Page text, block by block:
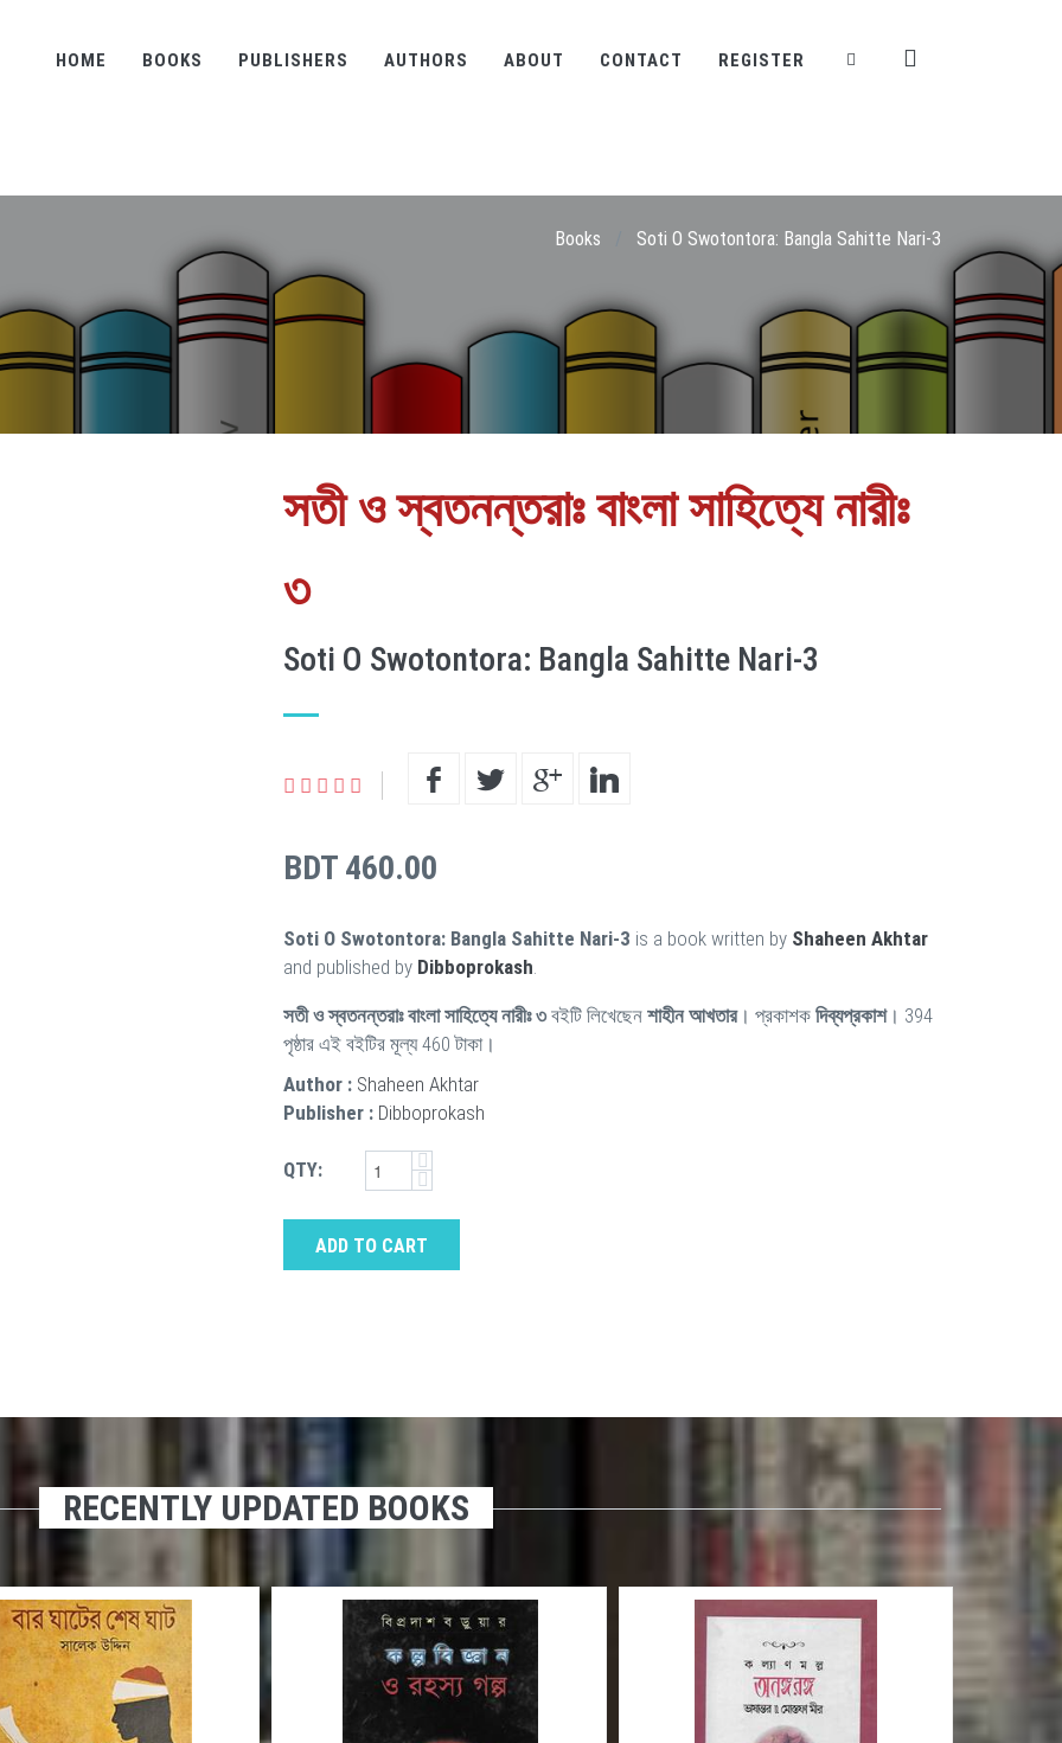
HOME BOOKS PUBLISHERS AUTHORS ABOUT CONTACT REGISTER
Books Soti O Swotontora: Bangla Sahitte Nari-3
সতী ও স্বতনন্তরাঃ বাংলা সাহিত্যে নারীঃ
৩
Soti O Swotontora: Bangla Sahitte Nari-3
BDT 460.00
Soti O Swotontora: Bangla Sahitte Nari-3 is a book written by Shaheen Akhtar
and published by Dibboprokash.
সতী ও স্বতনন্তরাঃ বাংলা সাহিত্যে নারীঃ ৩বইটি লিখেছেন শাহীন আখতার। প্রকাশক দিব্যপ্রকাশ। 394
পৃষ্ঠার এই বইটির মূল্য 460 টাকা।
Author : Shaheen Akhtar
Publisher : Dibboprokash
QTY:
ADD TO CART
RECENTLY UPDATED BOOKS